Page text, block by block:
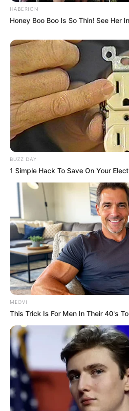
HABERION
Honey Boo Boo Is So Thin! See Her
BUZZ DAY
1 Simple Hack To Save On Your
MEDVI
This Trick Is For Men In Their 40's